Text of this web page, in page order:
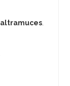
altramuces